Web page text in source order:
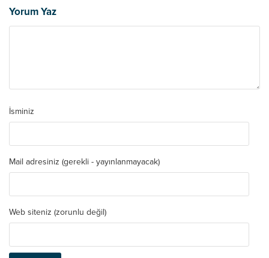
Yorum Yaz
İsminiz
Mail adresiniz (gerekli - yayınlanmayacak)
Web siteniz (zorunlu değil)